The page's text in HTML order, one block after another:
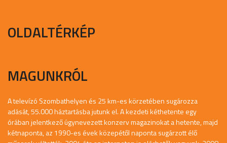
OLDALTÉRKÉP
MAGUNKRÓL
A televízó Szombathelyen és 25 km-es körzetében sugározza
adását, 55.000 háztartásba jutunk el. A kezdeti kéthetente egy
órában jelentkező úgynevezett konzerv magazinokat a hetente, majd
kétnaponta, az 1990-es évek közepétől naponta sugárzott élő